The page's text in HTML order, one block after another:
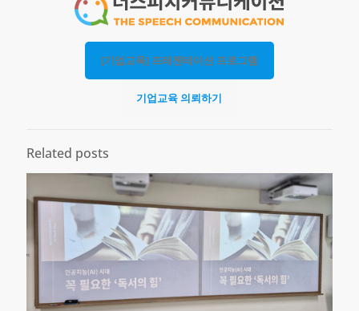
[기업교육] 프레젠테이션 프로그램
기업교육 의뢰하기
Related posts